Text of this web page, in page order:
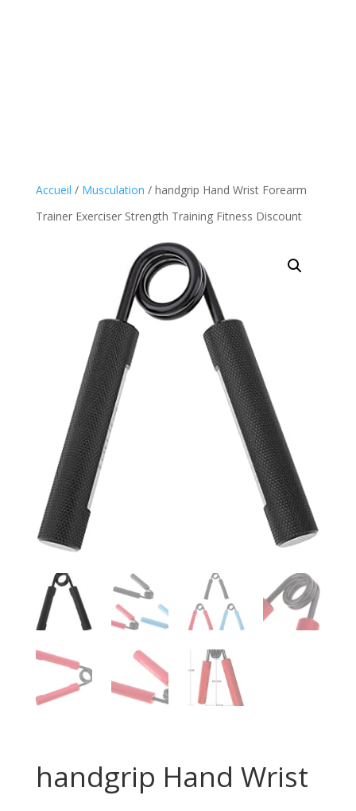
Accueil / Musculation / handgrip Hand Wrist Forearm
Trainer Exerciser Strength Training Fitness Discount
handgrip Hand Wrist